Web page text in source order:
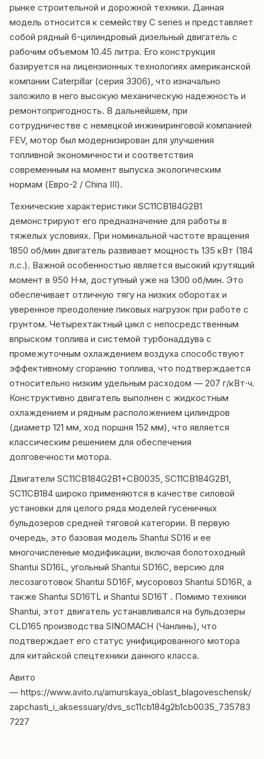
рынке строительной и дорожной техники. Данная
модель относится к семейству C series и представляет
собой рядный 6-цилиндровый дизельный двигатель с
рабочим объемом 10.45 литра. Его конструкция
базируется на лицензионных технологиях американской
компании Caterpillar (серия 3306), что изначально
заложило в него высокую механическую надежность и
ремонтопригодность. В дальнейшем, при
сотрудничестве с немецкой инжиниринговой компанией
FEV, мотор был модернизирован для улучшения
топливной экономичности и соответствия
современным на момент выпуска экологическим
нормам (Евро-2 / China III).
Технические характеристики SC11CB184G2B1
демонстрируют его предназначение для работы в
тяжелых условиях. При номинальной частоте вращения
1850 об/мин двигатель развивает мощность 135 кВт (184
л.с.). Важной особенностью является высокий крутящий
момент в 950 Н·м, доступный уже на 1300 об/мин. Это
обеспечивает отличную тягу на низких оборотах и
уверенное преодоление пиковых нагрузок при работе с
грунтом. Четырехтактный цикл с непосредственным
впрыском топлива и системой турбонаддува с
промежуточным охлаждением воздуха способствуют
эффективному сгоранию топлива, что подтверждается
относительно низким удельным расходом — 207 г/кВт·ч.
Конструктивно двигатель выполнен с жидкостным
охлаждением и рядным расположением цилиндров
(диаметр 121 мм, ход поршня 152 мм), что является
классическим решением для обеспечения
долговечности мотора.
Двигатели SC11CB184G2B1+CB0035, SC11CB184G2B1,
SC11CB184 широко применяются в качестве силовой
установки для целого ряда моделей гусеничных
бульдозеров средней тяговой категории. В первую
очередь, это базовая модель Shantui SD16 и ее
многочисленные модификации, включая болотоходный
Shantui SD16L, угольный Shantui SD16C, версию для
лесозаготовок Shantui SD16F, мусоровоз Shantui SD16R, а
также Shantui SD16TL и Shantui SD16T . Помимо техники
Shantui, этот двигатель устанавливался на бульдозеры
CLD165 производства SINOMACH (Чанлинь), что
подтверждает его статус унифицированного мотора
для китайской спецтехники данного класса.
Авито
— https://www.avito.ru/amurskaya_oblast_blagoveschensk/
zapchasti_i_aksessuary/dvs_sc11cb184g2b1cb0035_735783
7227